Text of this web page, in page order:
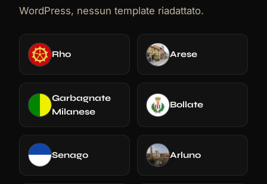
WordPress, nessun template riadattato.
Rho Arese
Garbagnate
Milanese
Bollate
Senago Arluno